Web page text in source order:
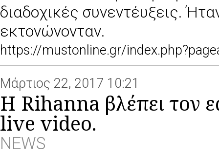
διαδοχικές συνεντέυξεις.
εκτονώνονταν.
https://mustonline.gr/
Μάρτιος 22, 2017 10:21
H Rihanna βλέπει τον
live video.
NEWS